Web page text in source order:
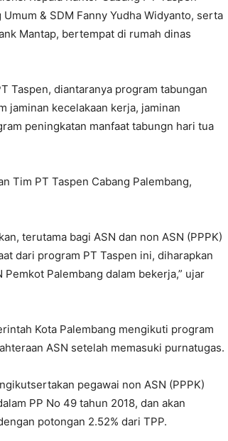
& SDM Fanny Yudha Widyanto, serta
Mantap, bertempat di rumah dinas
Taspen, diantaranya program tabungan
jaminan kecelakaan kerja, jaminan
peningkatan manfaat tabungn hari tua
Tim PT Taspen Cabang Palembang,
terutama bagi ASN dan non ASN (PPPK)
dari program PT Taspen ini, diharapkan
Palembang dalam bekerja,” ujar
Kota Palembang mengikuti program
ASN setelah memasuki purnatugas.
pegawai non ASN (PPPK)
PP No 49 tahun 2018, dan akan
potongan 2.52% dari TPP.